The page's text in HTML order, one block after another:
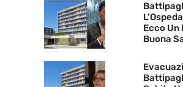
Ecco Un
Buona